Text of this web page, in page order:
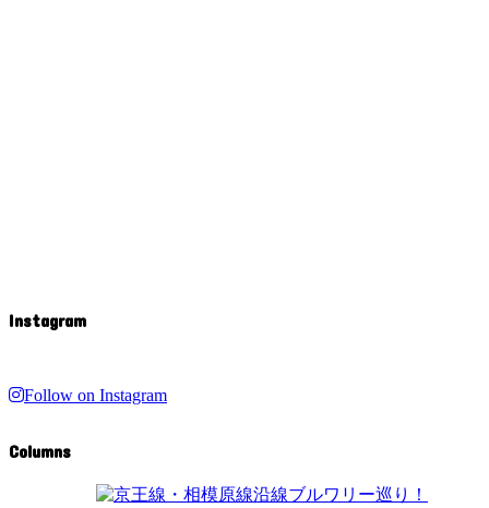
Instagram
Follow on Instagram
Columns